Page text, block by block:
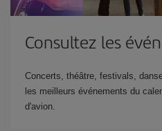
Consultez les
Concerts, théâtre, festivals,
les meilleurs événements du
d'avion.